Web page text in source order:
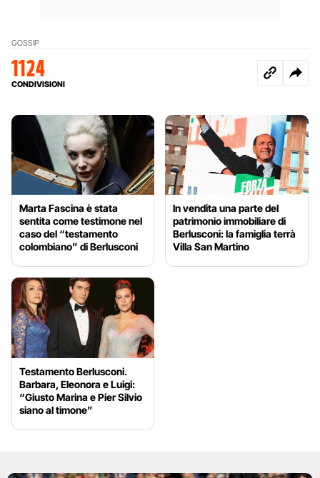
GOSSIP
1124
CONDIVISIONI
Marta Fascina è stata
sentita come testimone nel
caso del “testamento
colombiano” di Berlusconi
In vendita una parte del
patrimonio immobiliare di
Berlusconi: la famiglia terrà
Villa San Martino
Testamento Berlusconi.
Barbara, Eleonora e Luigi:
“Giusto Marina e Pier Silvio
siano al timone”